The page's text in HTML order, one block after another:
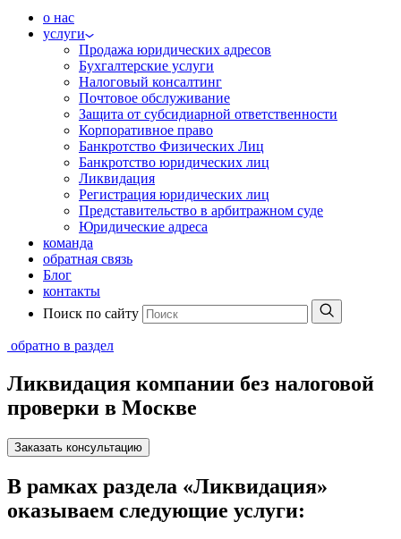
о нас
услуги
Продажа юридических адресов
Бухгалтерские услуги
Налоговый консалтинг
Почтовое обслуживание
Защита от субсидиарной ответственности
Корпоративное право
Банкротство Физических Лиц
Банкротство юридических лиц
Ликвидация
Регистрация юридических лиц
Представительство в арбитражном суде
Юридические адреса
команда
обратная связь
Блог
контакты
Поиск по сайту
обратно в раздел
Ликвидация компании без налоговой
проверки в Москве
Заказать консультацию
В рамках раздела «Ликвидация»
оказываем следующие услуги: